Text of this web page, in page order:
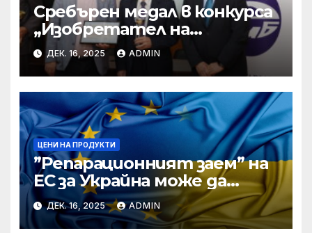
Сребърен медал в конкурса
„Изобретател на
годината“ за учени от БАН
ДЕК. 16, 2025 ADMIN
ЦЕНИ НА ПРОДУКТИ
”Репарационният заем” на
ЕС за Украйна може да
достигне 130 милиарда
евро
ДЕК. 16, 2025 ADMIN